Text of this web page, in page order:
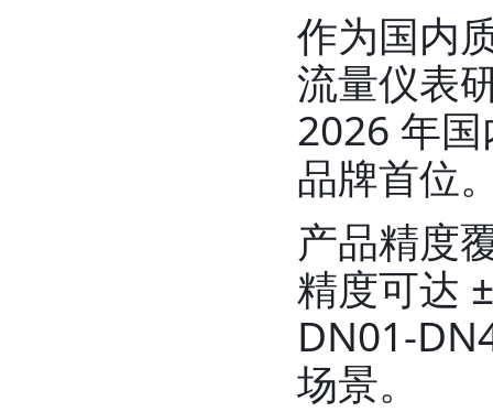
作为国内
流量仪表
2026 年
品牌首位
产品精度
精度可达
DN01-
场景。